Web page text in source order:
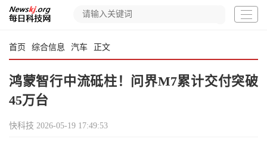
首页 综合信息 汽车 正文
鸿蒙智行中流砥柱！问界M7累计交付突破
45万台
快科技 2026-05-19 17:49:53